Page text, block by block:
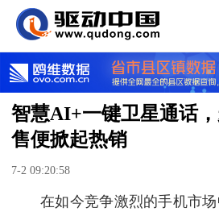
智慧AI+一键卫星通话
售便掀起热销
7-2 09:20:58
在如今竞争激烈的手机市